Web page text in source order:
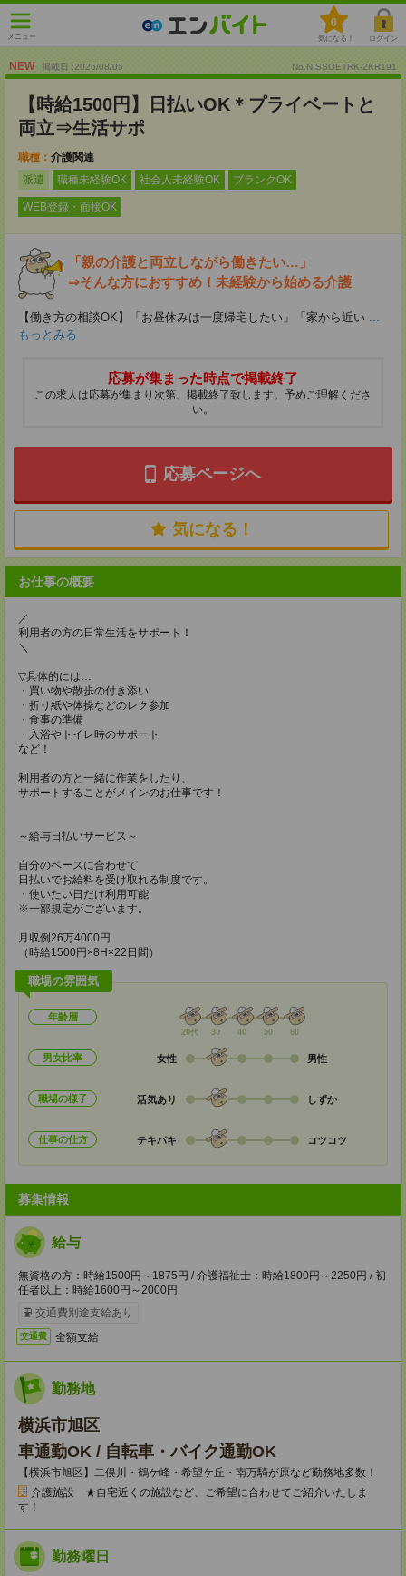
メニュー
0
気になる！ ログイン
NEW 掲載日 :2026/08/05 No.NISSOETRK-2KR191
【時給1500円】日払いOK＊プライベートと
両立⇒生活サポ
職種： 介護関連
派遣
職種未経験OK 社会人未経験OK ブランクOK
WEB登録・面接OK
「親の介護と両立しながら働きたい…」
⇒そんな方におすすめ！未経験から始める介護
【働き方の相談OK】「お昼休みは一度帰宅したい」「家から近い ...
もっとみる
応募が集まった時点で掲載終了
この求人は応募が集まり次第、掲載終了致します。予めご理解くださ
い。
応募ページへ
気になる！
お仕事の概要
／
利用者の方の日常生活をサポート！
＼
▽具体的には…
・買い物や散歩の付き添い
・折り紙や体操などのレク参加
・食事の準備
・入浴やトイレ時のサポート
など！
利用者の方と一緒に作業をしたり、
サポートすることがメインのお仕事です！
～給与日払いサービス～
自分のペースに合わせて
日払いでお給料を受け取れる制度です。
・使いたい日だけ利用可能
※一部規定がございます。
月収例26万4000円
（時給1500円×8H×22日間）
職場の雰囲気
年齢層
20代 30 40 50 60
男女比率 女性 男性
職場の様子 活気あり しずか
仕事の仕方 テキパキ コツコツ
募集情報
給与
無資格の方：時給1500円～1875円 / 介護福祉士：時給1800円～2250円 / 初
任者以上：時給1600円～2000円
交通費別途支給あり
交通費 全額支給
勤務地
横浜市旭区
車通勤OK / 自転車・バイク通勤OK
【横浜市旭区】二俣川・鶴ケ峰・希望ケ丘・南万騎が原など勤務地多数！
介護施設 ★自宅近くの施設など、ご希望に合わせてご紹介いたしま
す！
勤務曜日